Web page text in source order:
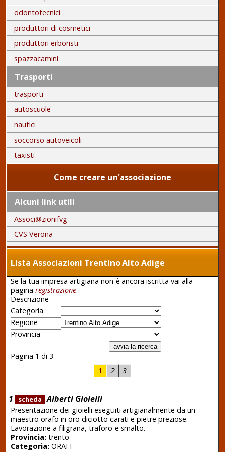
odontotecnici
produttori di cosmetici
produttori erboristi
spazzacamini
Trasporti
trasporti
autoscuole
nautici
soccorso autoveicoli
taxisti
Come creare un'associazione
Alcuni link utili
Associ@zionifvg
CVS Verona
Lista Associazioni Trentino Alto Adige
Se la tua impresa artigiana non è ancora iscritta vai alla
pagina registrazione.
Descrizione
Categoria
Regione
Provincia
Pagina 1 di 3
1
2 3
1 scheda Alberti Gioielli
Presentazione dei gioielli eseguiti artigianalmente da un
maestro orafo in oro diciotto carati e pietre preziose.
Lavorazione a filigrana, traforo e smalto.
Provincia:trento
Categoria:ORAFI